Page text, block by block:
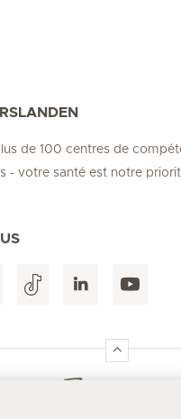
de 100 centres de
- votre santé est notre